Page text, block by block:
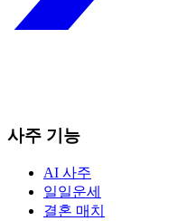
사주 기능
AI 사주
일일운세
결혼 매치